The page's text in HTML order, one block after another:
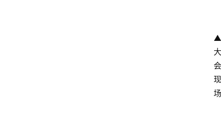
▲
大
会
现
场